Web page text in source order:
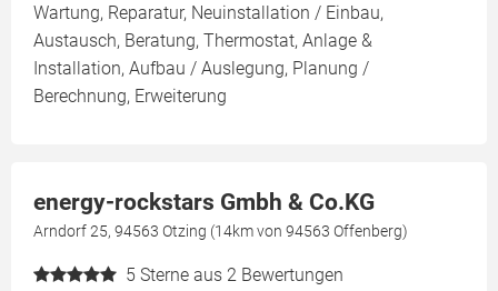
Wartung, Reparatur, Neuinstallation / Einbau,
Austausch, Beratung, Thermostat, Anlage &
Installation, Aufbau / Auslegung, Planung /
Berechnung, Erweiterung
energy-rockstars Gmbh & Co.KG
Arndorf 25, 94563 Otzing (14km von 94563 Offenberg)
5 Sterne aus 2 Bewertungen